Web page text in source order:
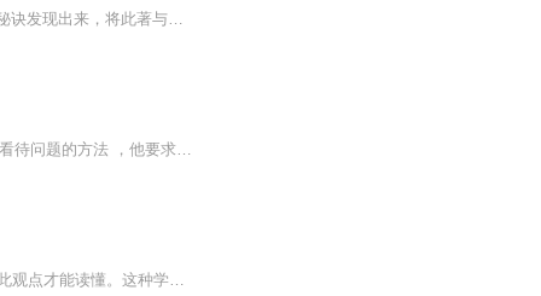
【李宗吾自评】：厚黑学，厚黑学，千古不传的成功秘诀。吾将苦研数十载英雄豪杰的成功秘诀发现出来，将此著与书――《厚黑学》，其书分三步功夫。第一步是厚如城墙，黑如煤炭；第二步是厚而硬，黑而亮；第三步是厚而无形，黑而无色。其类共有九大类：1、人性弱点厚黑真言；2、进退有方厚黑怕经；3、做事为人厚心奇学；4、小人之智厚黑心术；5、立身行世面厚心黑；6、成败铁规厚黑秘诀；7、待人处世厚黑之道；8、求人办事厚黑妙法；9、能言善辩厚话黑说。 总之，由三代以至于今，王侯将相，豪杰圣贤，不可胜...
节目主题:职场处世法则适合谁听:适合职场所有人书籍信息:厚黑学其实是一种认识论 ，一种看待问题的方法 ，他要求人们胸怀大志而又深藏不露 ，胆识过人而又步步为营 ，是获取利益的谋略 。内容重点:奉承领导后黑精经，摆平同级厚黑法 ，管顺下级厚黑术 主播...
李宗吾先生把这些人的故事反复研究，才将千古不传的成功秘诀发现出来。一部24史必须持此观点才能读懂。这种学问原则上很简单，运用起来却很神妙，小用小效，大用大孝。（选自柏杨）世间学说每每误人，唯有李宗吾铁论厚黑学不会误人，知己而又知彼，既知病...